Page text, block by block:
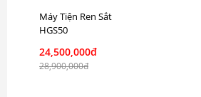
Máy Tiện Ren Sắt
HGS50
24,500,000đ
28,900,000đ